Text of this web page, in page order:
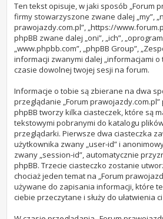
Ten tekst opisuje, w jaki sposób „Forum
firmy stowarzyszone zwane dalej „my”,
prawojazdy.com.pl”, „https://
phpBB zwane dalej „oni”, „ich”,
„www.phpbb.com”, „phpBB Group”,
informacji zwanymi dalej „informacjami o
czasie dowolnej twojej sesji na forum.
Informacje o tobie są zbierane na dwa
przeglądanie „Forum
phpBB tworzy kilka ciasteczek, które są
tekstowymi pobranymi do katalogu
przeglądarki. Pierwsze dwa ciasteczka
użytkownika zwany „user-id” i
zwany „session-id”, automatycznie
phpBB. Trzecie ciasteczko zostanie
chociaż jeden temat na „Forum
używane do zapisania informacji, które
ciebie przeczytane i służy do ułatwienia